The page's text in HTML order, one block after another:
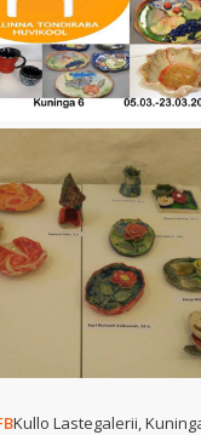
Kullo Lastegalerii,